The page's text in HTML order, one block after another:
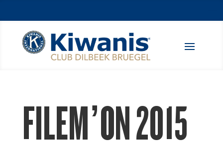
FILEM’ON 2015